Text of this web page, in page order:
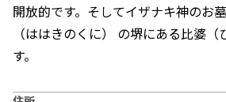
開放的です。そしてイザナキ神のお
（ははきのくに） の堺にある比婆
す。